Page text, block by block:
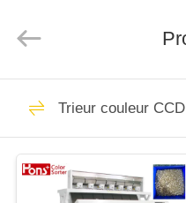
MAISON
PRODUITS
High-
tech
Trieur
Trieur couleur CCD